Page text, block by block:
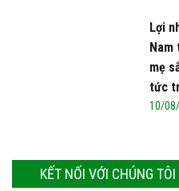
Lợi
Nam
mẹ
tức
10/
KẾT NỐI VỚI CHÚNG TÔI